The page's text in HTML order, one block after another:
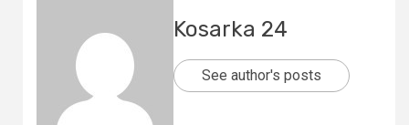
Kosarka 24
See author's posts